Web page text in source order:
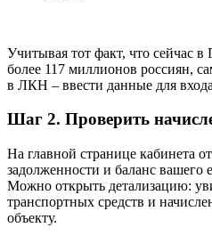
Учитывая тот факт, что сейчас в
более 117 миллионов россиян,
в ЛКН – ввести данные для
Шаг 2. Проверить
На главной странице кабинета
задолженности и баланс вашего
Можно открыть детализацию:
транспортных средств и
объекту.